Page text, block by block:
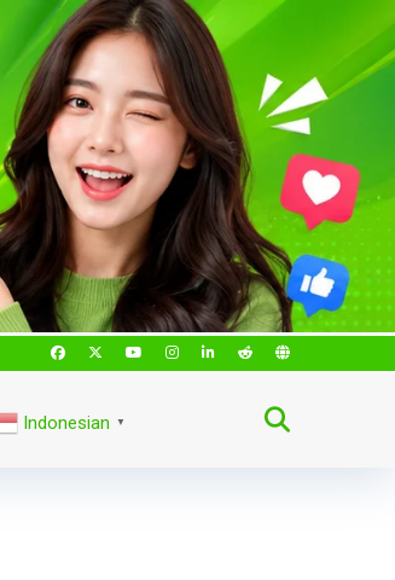
Indonesian ▼